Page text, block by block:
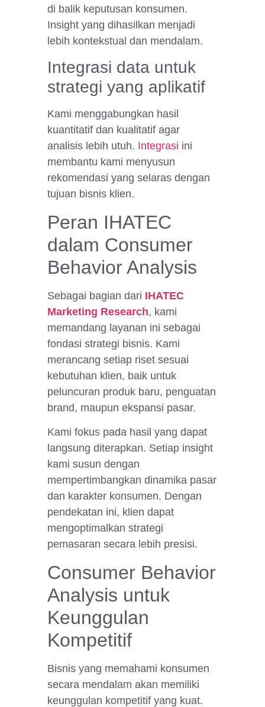
di balik keputusan konsumen.
Insight yang dihasilkan menjadi
lebih kontekstual dan mendalam.
Integrasi data untuk
strategi yang aplikatif
Kami menggabungkan hasil
kuantitatif dan kualitatif agar
analisis lebih utuh. Integrasi ini
membantu kami menyusun
rekomendasi yang selaras dengan
tujuan bisnis klien.
Peran IHATEC
dalam Consumer
Behavior Analysis
Sebagai bagian dari IHATEC
Marketing Research, kami
memandang layanan ini sebagai
fondasi strategi bisnis. Kami
merancang setiap riset sesuai
kebutuhan klien, baik untuk
peluncuran produk baru, penguatan
brand, maupun ekspansi pasar.
Kami fokus pada hasil yang dapat
langsung diterapkan. Setiap insight
kami susun dengan
mempertimbangkan dinamika pasar
dan karakter konsumen. Dengan
pendekatan ini, klien dapat
mengoptimalkan strategi
pemasaran secara lebih presisi.
Consumer Behavior
Analysis untuk
Keunggulan
Kompetitif
Bisnis yang memahami konsumen
secara mendalam akan memiliki
keunggulan kompetitif yang kuat.